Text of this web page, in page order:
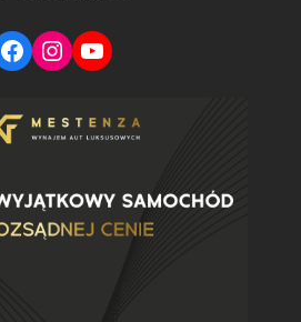
Facebook
Instagram
YouTube